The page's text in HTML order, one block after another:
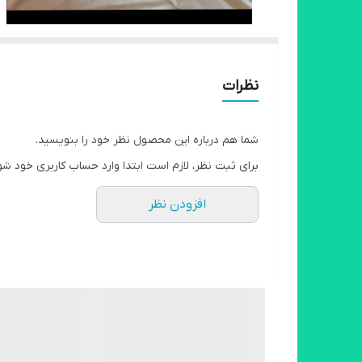
نظرات
شما هم درباره این محصول نظر خود را بنویسید.
برای ثبت نظر، لازم است ابتدا وارد حساب کاربری خود
افزودن نظر